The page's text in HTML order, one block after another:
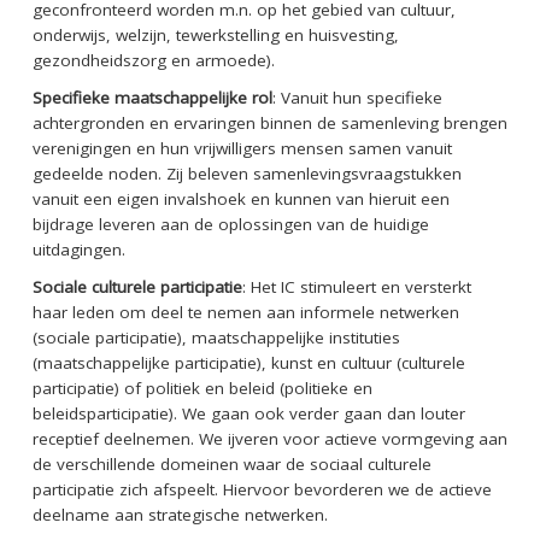
geconfronteerd worden m.n. op het gebied van cultuur,
onderwijs, welzijn, tewerkstelling en huisvesting,
gezondheidszorg en armoede).
Specifieke maatschappelijke rol: Vanuit hun specifieke
achtergronden en ervaringen binnen de samenleving brengen
verenigingen en hun vrijwilligers mensen samen vanuit
gedeelde noden. Zij beleven samenlevingsvraagstukken
vanuit een eigen invalshoek en kunnen van hieruit een
bijdrage leveren aan de oplossingen van de huidige
uitdagingen.
Sociale culturele participatie: Het IC stimuleert en versterkt
haar leden om deel te nemen aan informele netwerken
(sociale participatie), maatschappelijke instituties
(maatschappelijke participatie), kunst en cultuur (culturele
participatie) of politiek en beleid (politieke en
beleidsparticipatie). We gaan ook verder gaan dan louter
receptief deelnemen. We ijveren voor actieve vormgeving aan
de verschillende domeinen waar de sociaal culturele
participatie zich afspeelt. Hiervoor bevorderen we de actieve
deelname aan strategische netwerken.